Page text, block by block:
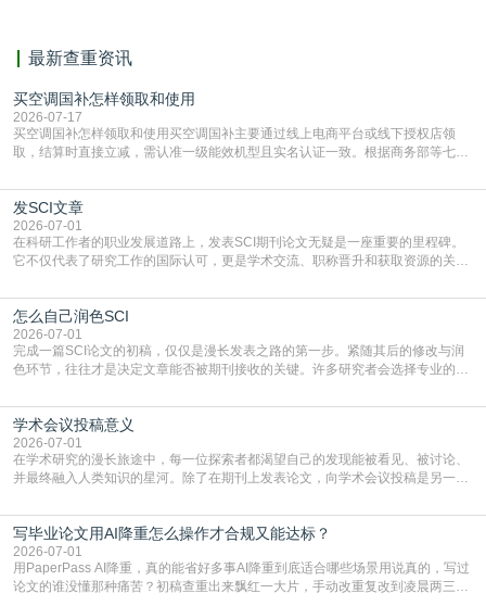
最新查重资讯
买空调国补怎样领取和使用
2026-07-17
买空调国补怎样领取和使用买空调国补主要通过线上电商平台或线下授权店领
取，结算时直接立减‌，需认准一级能效机型且实名认证一致。根据商务部等七部
能领到补贴首选‌京东APP‌搜索专属口令(如【家电补贴1637】、【国补立省
4949】等，口令会随活动更新，以页面显示为准)进入补贴专场。淘宝/天猫也可
复制粘贴【8$FKFGgJq
发SCI文章
2026-07-01
在科研工作者的职业发展道路上，发表SCI期刊论文无疑是一座重要的里程碑。
它不仅代表了研究工作的国际认可，更是学术交流、职称晋升和获取资源的关键
战与困惑。从选题立意到投稿回应，每一步都需要精心的策略与扎实的工作。本
篇AEIC学术交流中心小编就为大家介绍“发SCI文章”。一、精准定位是成功的第
一步发表SCI文章，首要解决的问题是“投
怎么自己润色SCI
2026-07-01
完成一篇SCI论文的初稿，仅仅是漫长发表之路的第一步。紧随其后的修改与润
色环节，往往才是决定文章能否被期刊接收的关键。许多研究者会选择专业的语
质量，更能在此过程中深化对学术写作的理解。如何系统、高效地打磨自己的论
文，使其在语言和学术表达上更符合国际期刊的要求，是每位研究者值得投入学
习的技能。本篇AEIC学术交流中心小编就为大家介
学术会议投稿意义
2026-07-01
在学术研究的漫长旅途中，每一位探索者都渴望自己的发现能被看见、被讨论、
并最终融入人类知识的星河。除了在期刊上发表论文，向学术会议投稿是另一个
广阔学术天地的大门，连接着个体研究与社会网络。本篇AEIC学术交流中心小编
就为大家介绍“学术会议投稿意义”。一、加速研究成果的传播与反馈学术会议通
常具有周期短、时效性强的特点。相比期刊漫长的
写毕业论文用AI降重怎么操作才合规又能达标？
2026-07-01
用PaperPass AI降重，真的能省好多事AI降重到底适合哪些场景用说真的，写过
论文的谁没懂那种痛苦？初稿查重出来飘红一大片，手动改重复改到凌晨两三